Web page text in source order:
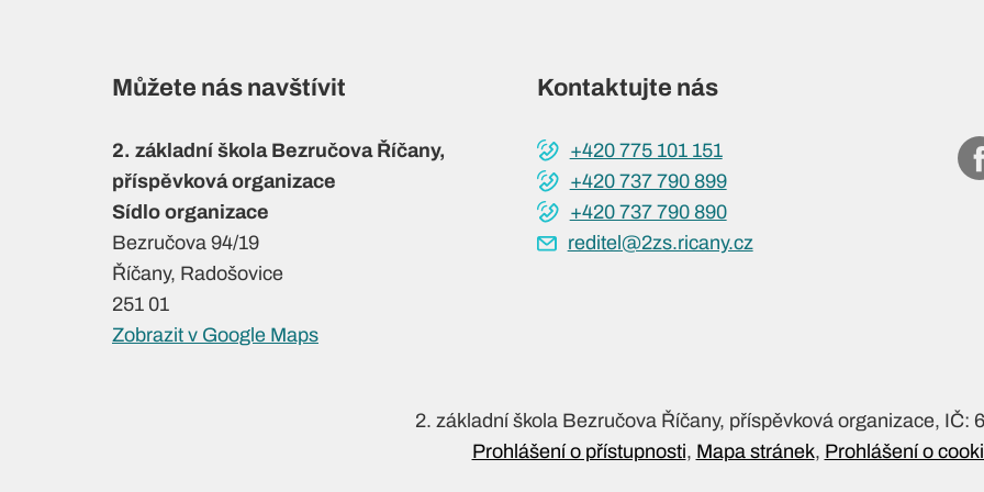
Můžete nás navštívit
2. základní škola Bezručova Říčany,
příspěvková organizace
Sídlo organizace
Bezručova 94/19
Říčany, Radošovice
251 01
Zobrazit v Google Maps
Kontaktujte nás
+420 775 101 151
+420 737 790 899
+420 737 790 890
reditel@2zs.ricany.cz
2. základní škola Bezručova Říčany, příspěvková organizace, IČ:
Prohlášení o přístupnosti Mapa stránek Prohlášení o